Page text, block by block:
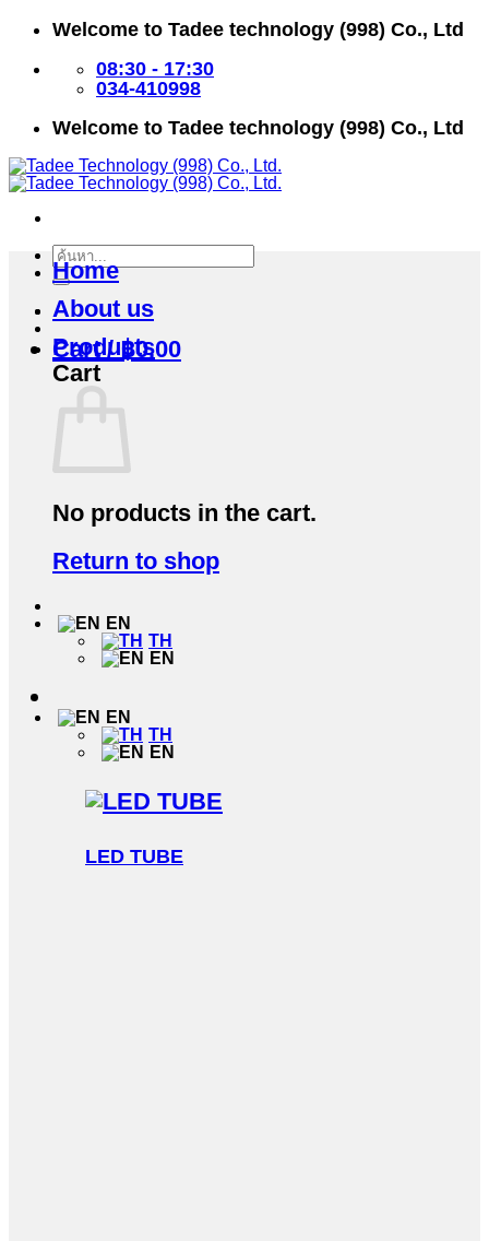
Skip
Welcome to Tadee technology (998) Co., Ltd
08:30 - 17:30
034-410998
Welcome to Tadee technology (998) Co., Ltd
Search
for:
Cart /฿0.00
Cart
No products in the cart.
Return to shop
EN
TH
EN
EN
TH
EN
Home
About us
Products
LED TUBE